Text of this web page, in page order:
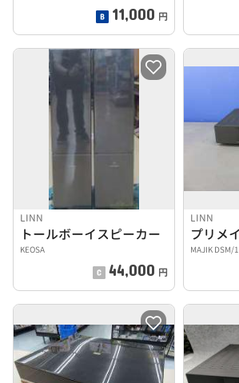
11,000 円
LINN
トールボーイスピーカー
KEOSA
44,000 円
LINN
MAJIK DSM/1